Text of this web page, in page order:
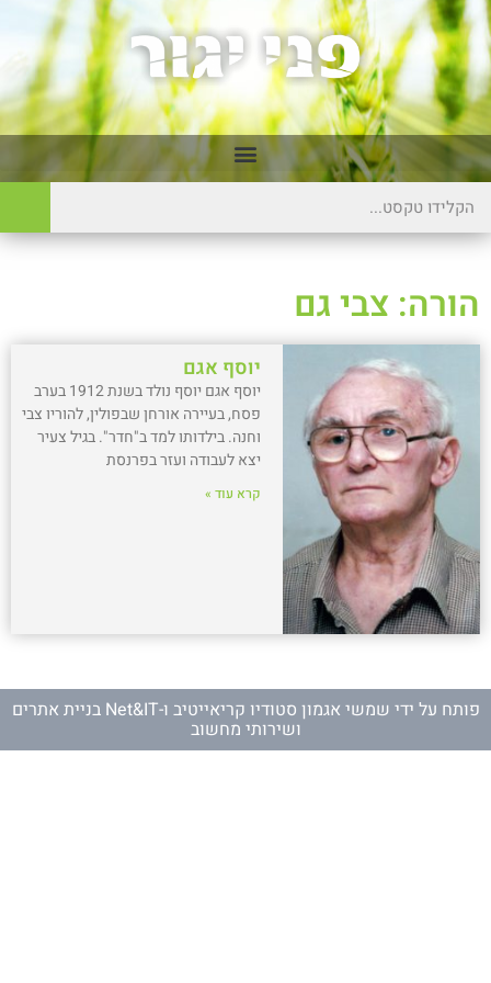
הורה: צבי גם
יוסף אגם
יוסף אגם יוסף נולד בשנת 1912 בערב
פסח, בעיירה אורחן שבפולין, להוריו צבי
וחנה. בילדותו למד ב"חדר". בגיל צעיר
יצא לעבודה ועזר בפרנסת
קרא עוד »
פותח על ידי שמשי אגמון סטודיו קריאייטיב ו- Net&IT בניית אתרים
ושירותי מחשוב